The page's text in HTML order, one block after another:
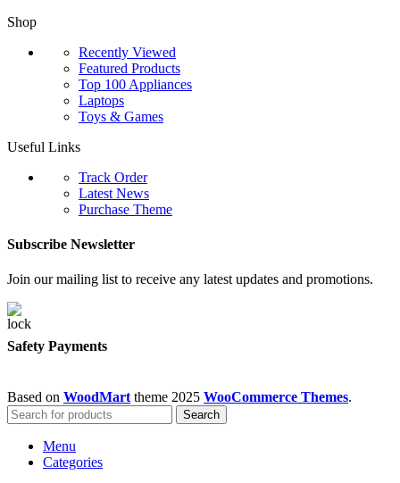
Shop
Recently Viewed
Featured Products
Top 100 Appliances
Laptops
Toys & Games
Useful Links
Track Order
Latest News
Purchase Theme
Subscribe Newsletter
Join our mailing list to receive any latest updates and promotions.
Safety Payments
Based on WoodMart theme 2025 WooCommerce Themes.
Search
Menu
Categories